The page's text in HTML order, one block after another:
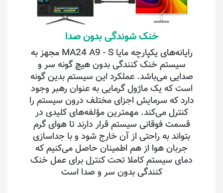
خنک شوندگی بدون صدا
رایانه‌های یکپارچه مایا MA24 A9 - S مجهز به
سیستم خنک کنندگی بدون هیچ گونه سر و
صدایی می‌باشد. عملکرد این سیستم بدین گونه
است که یک ماژول گرمایی به عنوان رهبر وجود
دارد که سرمایش اجزای مختلف درون سیستم را
کنترل می‌کند. مهمترین مؤلفه‌های کلیدی در
قسمت فوقانی سیستم قرار دارند تا هوای گرم
بتواند به راحتی از آن خارج شود و با جداسازی
جربان هوا از هم اطمینان حاصل می‌کنیم که
دمای سیستم کاملا تحت کنترل برای عمل خنک
کنندگی بدون سر و صدا است